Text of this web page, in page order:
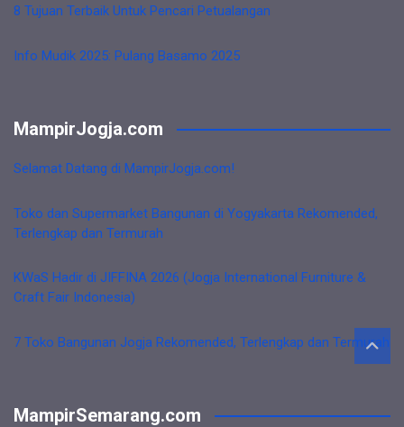
8 Tujuan Terbaik Untuk Pencari Petualangan
Info Mudik 2025: Pulang Basamo 2025
MampirJogja.com
Selamat Datang di MampirJogja.com!
Toko dan Supermarket Bangunan di Yogyakarta Rekomended,
Terlengkap dan Termurah
KWaS Hadir di JIFFINA 2026 (Jogja International Furniture &
Craft Fair Indonesia)
7 Toko Bangunan Jogja Rekomended, Terlengkap dan Termurah
MampirSemarang.com